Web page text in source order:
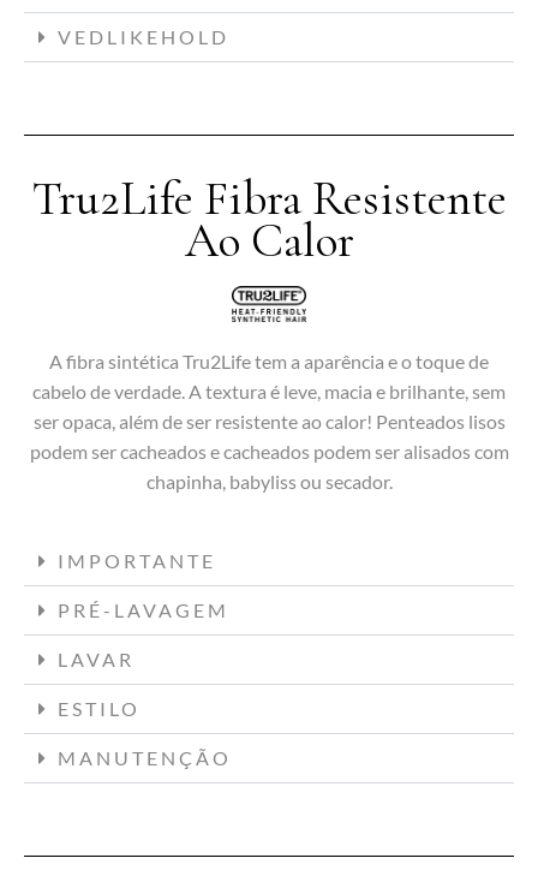
VEDLIKEHOLD
Tru2Life Fibra Resistente
Ao Calor
A fibra sintética Tru2Life tem a aparência e o toque de
cabelo de verdade. A textura é leve, macia e brilhante, sem
ser opaca, além de ser resistente ao calor! Penteados lisos
podem ser cacheados e cacheados podem ser alisados ​​com
chapinha, babyliss ou secador.
IMPORTANTE
PRÉ-LAVAGEM
LAVAR
ESTILO
MANUTENÇÃO